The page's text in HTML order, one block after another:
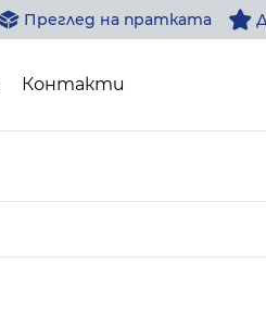
Преглед на пратката
Контакти